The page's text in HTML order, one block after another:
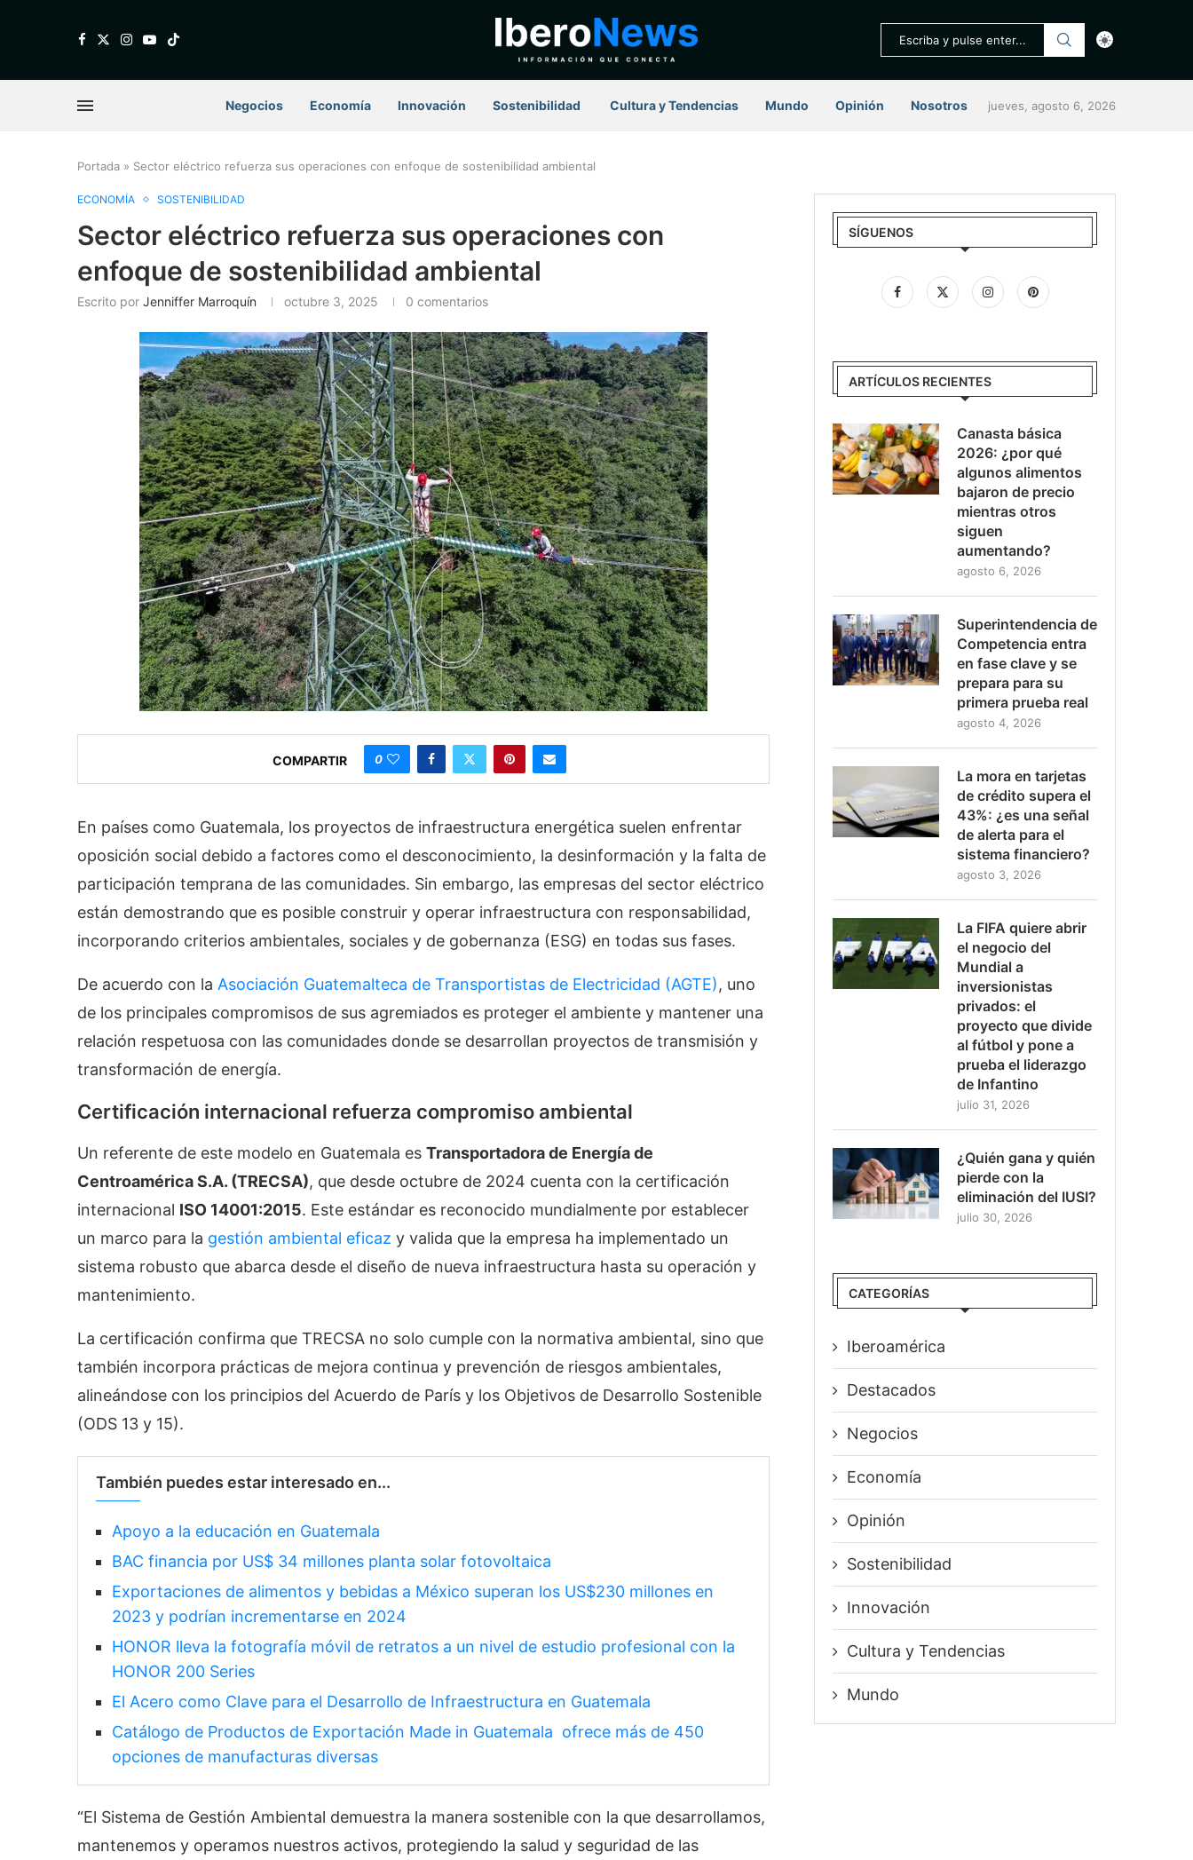
Negocios Economía Innovación Sostenibilidad ⁠ Cultura y Tendencias Mundo Opinión Nosotros jueves, agosto 6, 2026
Portada » Sector eléctrico refuerza sus operaciones con enfoque de sostenibilidad ambiental
ECONOMÍA SOSTENIBILIDAD
Sector eléctrico refuerza sus operaciones con
enfoque de sostenibilidad ambiental
Escrito por Jenniffer Marroquín octubre 3, 2025 0 comentarios
COMPARTIR 0
En países como Guatemala, los proyectos de infraestructura energética suelen enfrentar
oposición social debido a factores como el desconocimiento, la desinformación y la falta de
participación temprana de las comunidades. Sin embargo, las empresas del sector eléctrico
están demostrando que es posible construir y operar infraestructura con responsabilidad,
incorporando criterios ambientales, sociales y de gobernanza (ESG) en todas sus fases.
De acuerdo con la Asociación Guatemalteca de Transportistas de Electricidad (AGTE), uno
de los principales compromisos de sus agremiados es proteger el ambiente y mantener una
relación respetuosa con las comunidades donde se desarrollan proyectos de transmisión y
transformación de energía.
Certificación internacional refuerza compromiso ambiental
Un referente de este modelo en Guatemala es Transportadora de Energía de
Centroamérica S.A. (TRECSA), que desde octubre de 2024 cuenta con la certificación
internacional ISO 14001:2015. Este estándar es reconocido mundialmente por establecer
un marco para la gestión ambiental eficaz y valida que la empresa ha implementado un
sistema robusto que abarca desde el diseño de nueva infraestructura hasta su operación y
mantenimiento.
La certificación confirma que TRECSA no solo cumple con la normativa ambiental, sino que
también incorpora prácticas de mejora continua y prevención de riesgos ambientales,
alineándose con los principios del Acuerdo de París y los Objetivos de Desarrollo Sostenible
(ODS 13 y 15).
También puedes estar interesado en...
Apoyo a la educación en Guatemala
BAC financia por US$ 34 millones planta solar fotovoltaica
Exportaciones de alimentos y bebidas a México superan los US$230 millones en
2023 y podrían incrementarse en 2024
HONOR lleva la fotografía móvil de retratos a un nivel de estudio profesional con la
HONOR 200 Series
El Acero como Clave para el Desarrollo de Infraestructura en Guatemala
Catálogo de Productos de Exportación Made in Guatemala ofrece más de 450
opciones de manufacturas diversas
“El Sistema de Gestión Ambiental demuestra la manera sostenible con la que desarrollamos,
mantenemos y operamos nuestros activos, protegiendo la salud y seguridad de las
SÍGUENOS
ARTÍCULOS RECIENTES
Canasta básica
2026: ¿por qué
algunos alimentos
bajaron de precio
mientras otros
siguen
aumentando?
agosto 6, 2026
Superintendencia de
Competencia entra
en fase clave y se
prepara para su
primera prueba real
agosto 4, 2026
La mora en tarjetas
de crédito supera el
43%: ¿es una señal
de alerta para el
sistema financiero?
agosto 3, 2026
La FIFA quiere abrir
el negocio del
Mundial a
inversionistas
privados: el
proyecto que divide
al fútbol y pone a
prueba el liderazgo
de Infantino
julio 31, 2026
¿Quién gana y quién
pierde con la
eliminación del IUSI?
julio 30, 2026
CATEGORÍAS
Iberoamérica
Destacados
Negocios
Economía
Opinión
Sostenibilidad
Innovación
⁠Cultura y Tendencias
Mundo